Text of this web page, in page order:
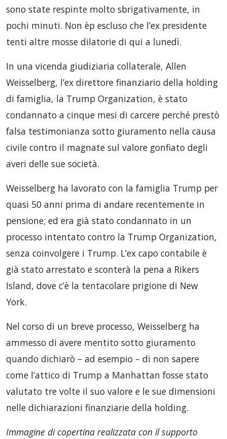
sono state respinte molto sbrigativamente, in
pochi minuti. Non èp escluso che l’ex presidente
tenti altre mosse dilatorie di qui a lunedì.
In una vicenda giudiziaria collaterale, Allen
Weisselberg, l’ex direttore finanziario della holding
di famiglia, la Trump Organization, è stato
condannato a cinque mesi di carcere perché prestò
falsa testimonianza sotto giuramento nella causa
civile contro il magnate sul valore gonfiato degli
averi delle sue società.
Weisselberg ha lavorato con la famiglia Trump per
quasi 50 anni prima di andare recentemente in
pensione; ed era già stato condannato in un
processo intentato contro la Trump Organization,
senza coinvolgere i Trump. L’ex capo contabile è
già stato arrestato e sconterà la pena a Rikers
Island, dove c’è la tentacolare prigione di New
York.
Nel corso di un breve processo, Weisselberg ha
ammesso di avere mentito sotto giuramento
quando dichiarò – ad esempio – di non sapere
come l’attico di Trump a Manhattan fosse stato
valutato tre volte il suo valore e le sue dimensioni
nelle dichiarazioni finanziarie della holding.
Immagine di copertina realizzata con il supporto